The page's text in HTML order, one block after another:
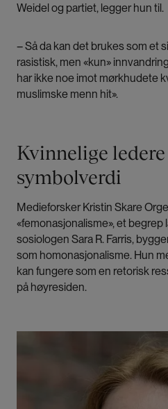
Weidel og partiet, legger hun til.
– Så da kan det brukes som et
rasistisk, men «kun»
har ikke noe imot mørkhudete
muslimske menn hit».
Kvinnelige
symbolverdi
Medieforsker Kristin Skare
«femonasjonalisme», et begrep
sosiologen Sara R. Farris,
som homonasjonalisme. Hun
kan fungere som en retorisk
på høyresiden.